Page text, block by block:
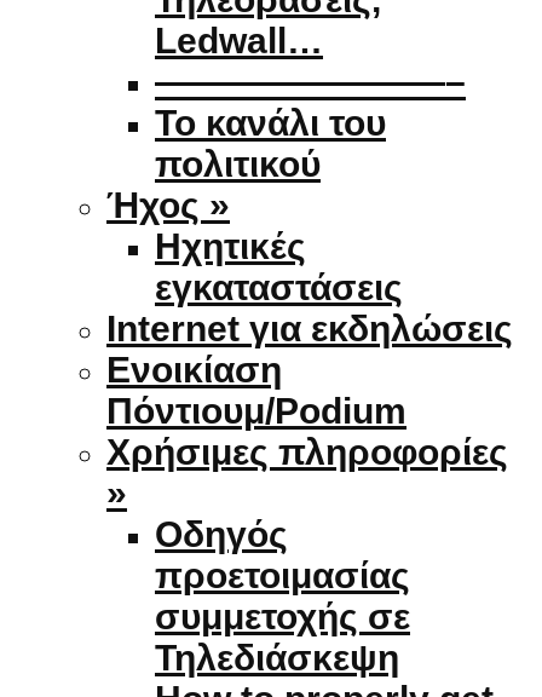
Ledwall…
————————–
Το κανάλι του
πολιτικού
Ήχος »
Ηχητικές
εγκαταστάσεις
Internet για εκδηλώσεις
Ενοικίαση
Πόντιουμ/Podium
Χρήσιμες πληροφορίες
»
Οδηγός
προετοιμασίας
συμμετοχής σε
Τηλεδιάσκεψη